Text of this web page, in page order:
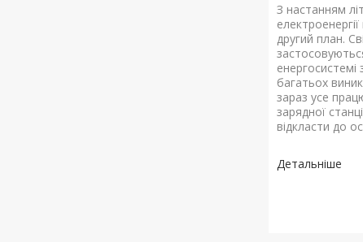
З настанням
другий план.
багатьох
зараз усе
зарядної
відкласти до